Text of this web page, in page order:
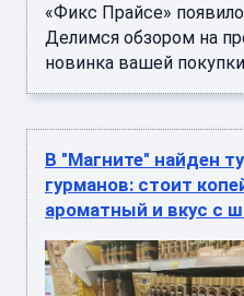
«Фикс Прайсе»
Делимся обзором на
новинка вашей
В "Магните" найден
гурманов: стоит
ароматный и вкус с